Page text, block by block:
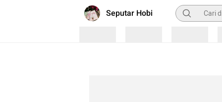
Seputar Hobi Pencarian